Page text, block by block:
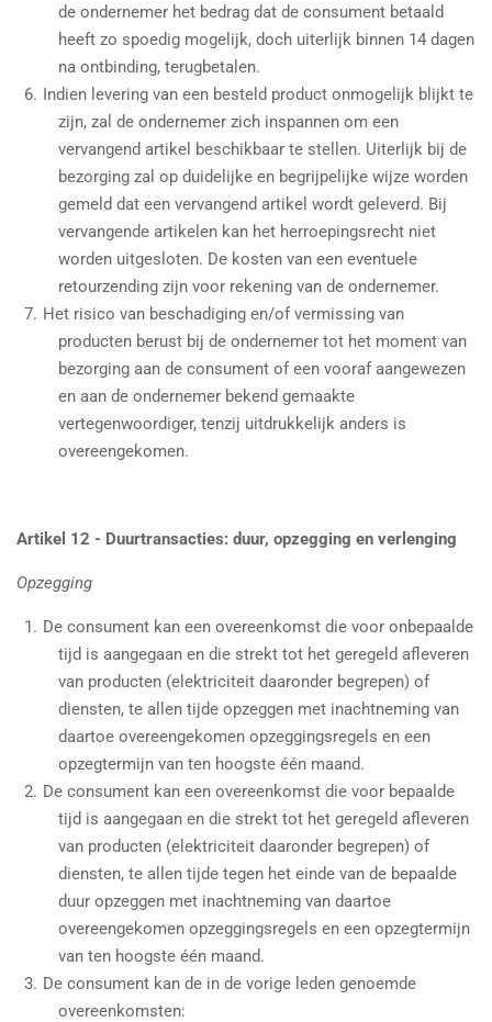
de ondernemer het bedrag dat de consument betaald
heeft zo spoedig mogelijk, doch uiterlijk binnen 14 dagen
na ontbinding, terugbetalen.
Indien levering van een besteld product onmogelijk blijkt te
zijn, zal de ondernemer zich inspannen om een
vervangend artikel beschikbaar te stellen. Uiterlijk bij de
bezorging zal op duidelijke en begrijpelijke wijze worden
gemeld dat een vervangend artikel wordt geleverd. Bij
vervangende artikelen kan het herroepingsrecht niet
worden uitgesloten. De kosten van een eventuele
retourzending zijn voor rekening van de ondernemer.
Het risico van beschadiging en/of vermissing van
producten berust bij de ondernemer tot het moment van
bezorging aan de consument of een vooraf aangewezen
en aan de ondernemer bekend gemaakte
vertegenwoordiger, tenzij uitdrukkelijk anders is
overeengekomen.
Artikel 12 - Duurtransacties: duur, opzegging en verlenging
Opzegging
De consument kan een overeenkomst die voor onbepaalde
tijd is aangegaan en die strekt tot het geregeld afleveren
van producten (elektriciteit daaronder begrepen) of
diensten, te allen tijde opzeggen met inachtneming van
daartoe overeengekomen opzeggingsregels en een
opzegtermijn van ten hoogste één maand.
De consument kan een overeenkomst die voor bepaalde
tijd is aangegaan en die strekt tot het geregeld afleveren
van producten (elektriciteit daaronder begrepen) of
diensten, te allen tijde tegen het einde van de bepaalde
duur opzeggen met inachtneming van daartoe
overeengekomen opzeggingsregels en een opzegtermijn
van ten hoogste één maand.
De consument kan de in de vorige leden genoemde
overeenkomsten: